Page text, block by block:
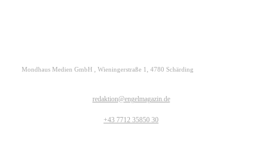
Mondhaus Medien GmbH , Wieningerstraße 1, 4780 Schärding
redaktion@engelmagazin.de
+43 7712 35850 30